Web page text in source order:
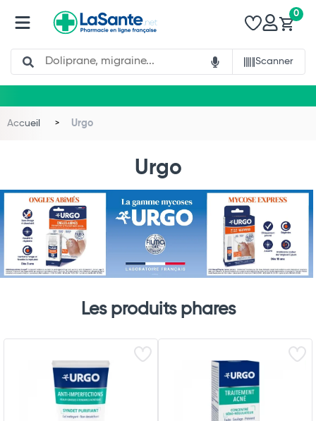
Search
Scanner
0
Accueil Urgo
Urgo
Les produits phares